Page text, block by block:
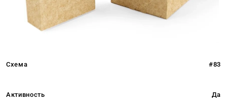
Схема #83
Активность Да